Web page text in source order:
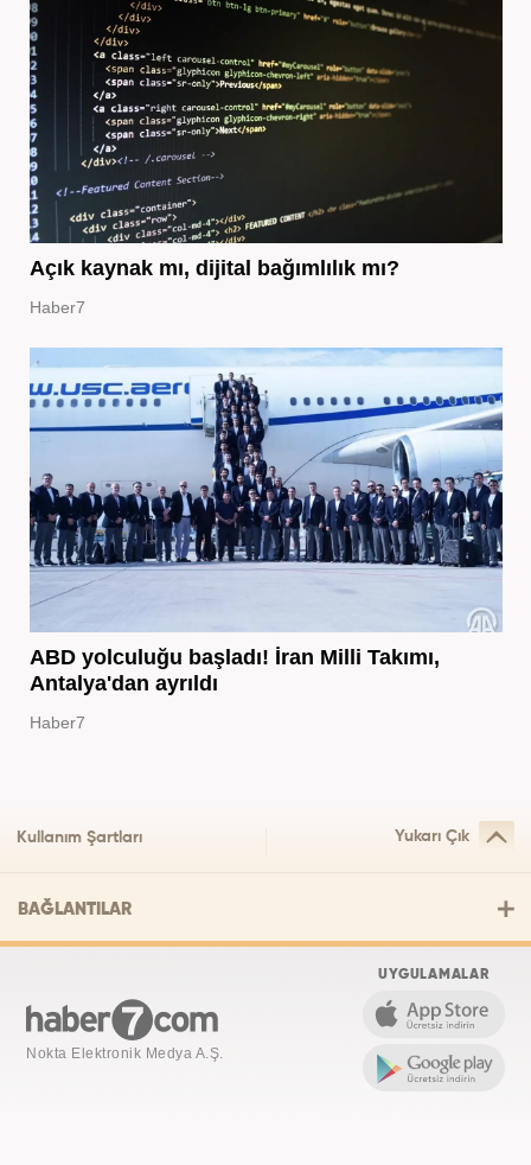
Açık kaynak mı, dijital bağımlılık mı?
Haber7
ABD yolculuğu başladı! İran Milli Takımı,
Antalya'dan ayrıldı
Haber7
Kullanım Şartları Yukarı Çık
BAĞLANTILAR
Nokta Elektronik Medya A.Ş.
UYGULAMALAR